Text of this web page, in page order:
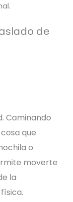
de
Caminando
que
o
moverte
la